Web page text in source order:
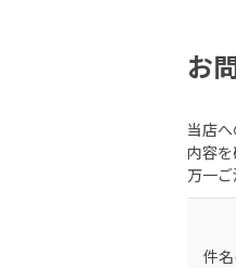
お
当店
内容
万一
件